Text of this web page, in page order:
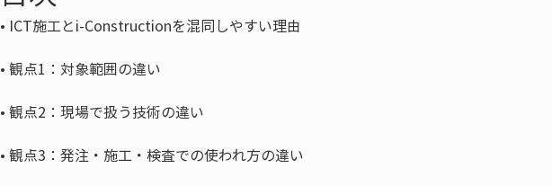
•
•
•
•